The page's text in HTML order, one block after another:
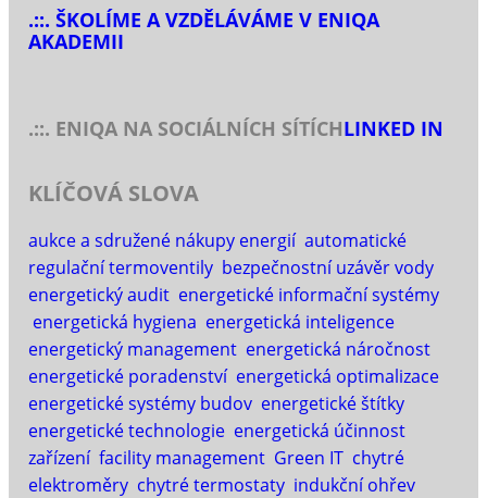
.::. ŠKOLÍME A VZDĚLÁVÁME V ENIQA
AKADEMII
.::. ENIQA NA SOCIÁLNÍCH SÍTÍCHLINKED IN
KLÍČOVÁ SLOVA
aukce a sdružené nákupy energií automatické
regulační termoventily bezpečnostní uzávěr vody
energetický audit energetické informační systémy
energetická hygiena energetická inteligence
energetický management energetická náročnost
energetické poradenství energetická optimalizace
energetické systémy budov energetické štítky
energetické technologie energetická účinnost
zařízení facility management Green IT chytré
elektroměry chytré termostaty indukční ohřev